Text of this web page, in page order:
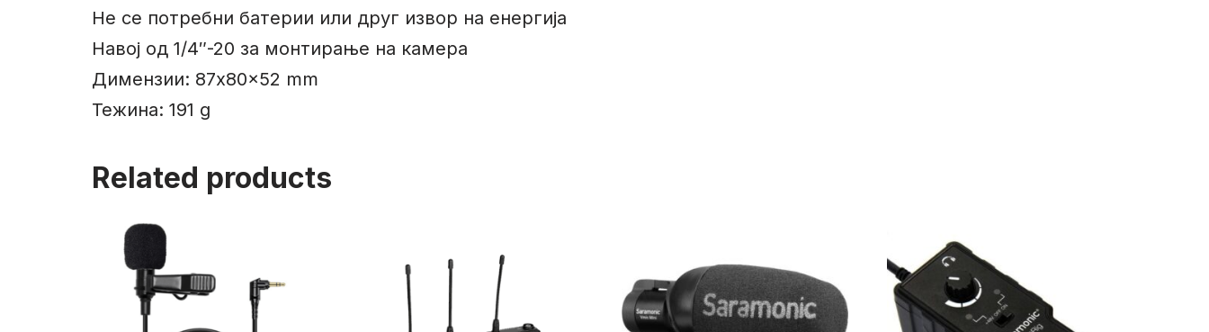
Не се потребни батерии или друг извор на енергија
Навој од 1/4″-20 за монтирање на камера
Димензии: 87x80x52 mm
Тежина: 191 g
Related products